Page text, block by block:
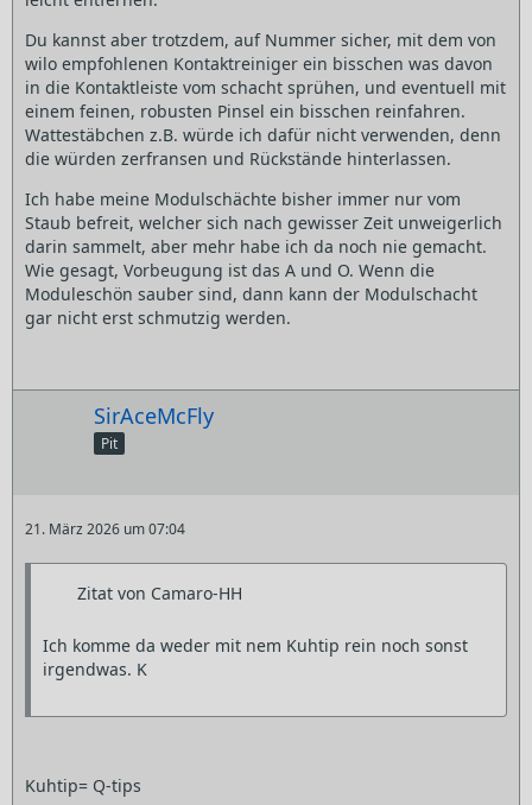
Du kannst aber trotzdem, auf Nummer sicher, mit dem von
wilo empfohlenen Kontaktreiniger ein bisschen was davon
in die Kontaktleiste vom schacht sprühen, und eventuell mit
einem feinen, robusten Pinsel ein bisschen reinfahren.
Wattestäbchen z.B. würde ich dafür nicht verwenden, denn
die würden zerfransen und Rückstände hinterlassen.
Ich habe meine Modulschächte bisher immer nur vom
Staub befreit, welcher sich nach gewisser Zeit unweigerlich
darin sammelt, aber mehr habe ich da noch nie gemacht.
Wie gesagt, Vorbeugung ist das A und O. Wenn die
Moduleschön sauber sind, dann kann der Modulschacht
gar nicht erst schmutzig werden.
SirAceMcFly
Pit
21. März 2026 um 07:04
Zitat von Camaro-HH
Ich komme da weder mit nem Kuhtip rein noch sonst
irgendwas. K
Kuhtip= Q-tips